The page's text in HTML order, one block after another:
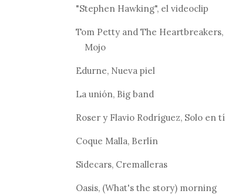
"Stephen Hawking", el videoclip
Tom Petty and The Heartbreakers,
Mojo
Edurne, Nueva piel
La unión, Big band
Roser y Flavio Rodríguez, Solo en tí
Coque Malla, Berlín
Sidecars, Cremalleras
Oasis, (What's the story) morning